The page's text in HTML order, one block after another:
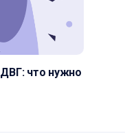
что нужно